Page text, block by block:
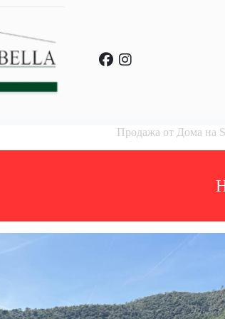
Продажа от Домa на